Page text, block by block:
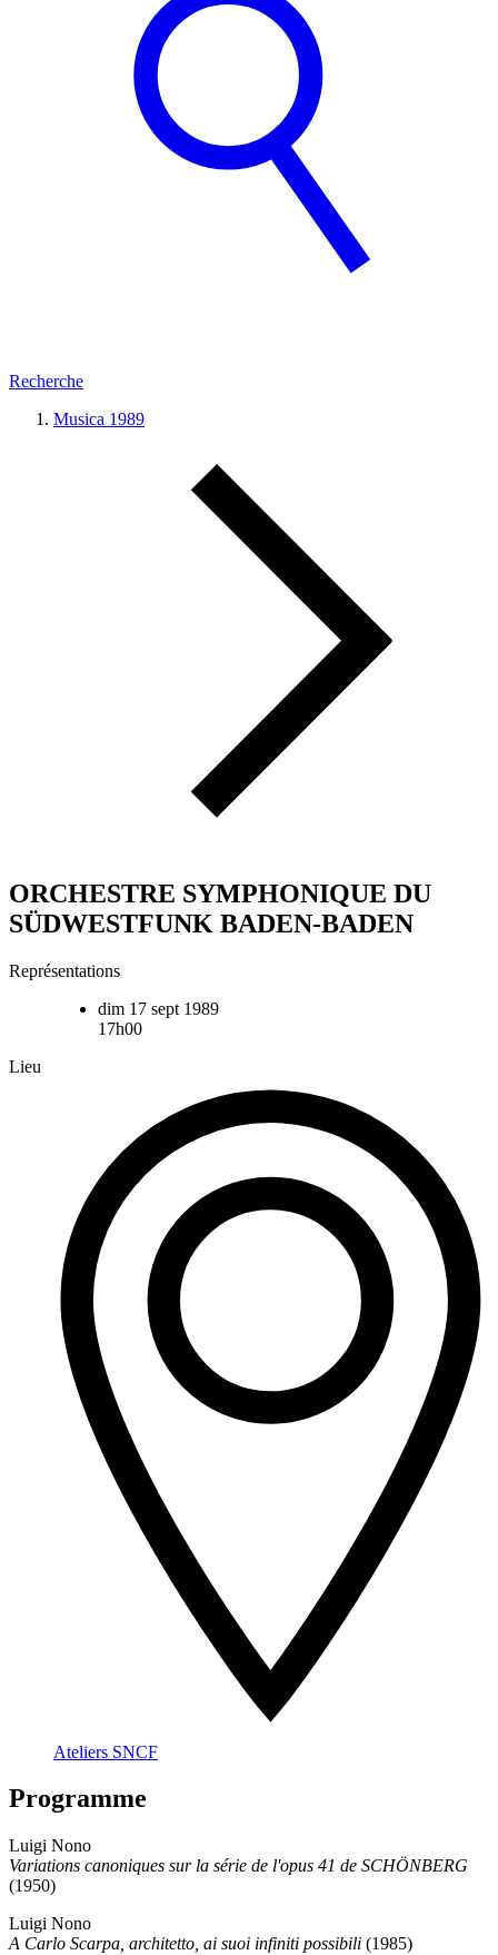
Recherche
Musica 1989
ORCHESTRE SYMPHONIQUE DU
SÜDWESTFUNK BADEN-BADEN
Représentations
dim 17 sept 1989
17h00
Lieu
Ateliers SNCF
Programme
Luigi Nono
Variations canoniques sur la série de l'opus 41 de SCHÖNBERG
(1950)
Luigi Nono
A Carlo Scarpa, architetto, ai suoi infiniti possibili (1985)